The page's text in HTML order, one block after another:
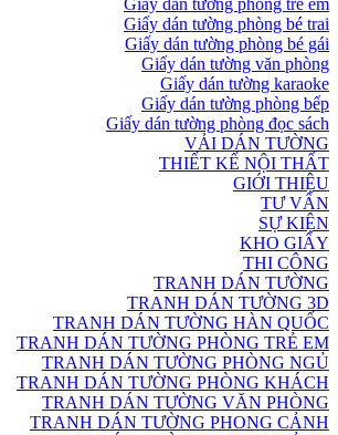
Giấy dán tường phòng trẻ em
Giấy dán tường phòng bé trai
Giấy dán tường phòng bé gái
Giấy dán tường văn phòng
Giấy dán tường karaoke
Giấy dán tường phòng bếp
Giấy dán tường phòng đọc sách
VẢI DÁN TƯỜNG
THIẾT KẾ NỘI THẤT
GIỚI THIỆU
TƯ VẤN
SỰ KIỆN
KHO GIẤY
THI CÔNG
TRANH DÁN TƯỜNG
TRANH DÁN TƯỜNG 3D
TRANH DÁN TƯỜNG HÀN QUỐC
TRANH DÁN TƯỜNG PHÒNG TRẺ EM
TRANH DÁN TƯỜNG PHÒNG NGỦ
TRANH DÁN TƯỜNG PHÒNG KHÁCH
TRANH DÁN TƯỜNG VĂN PHÒNG
TRANH DÁN TƯỜNG PHONG CẢNH